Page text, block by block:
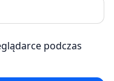
podczas